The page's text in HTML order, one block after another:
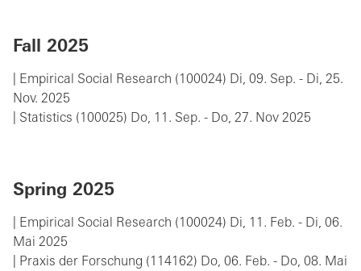
Fall 2025
| Empirical Social Research (100024) Di, 09. Sep. - Di, 25.
Nov. 2025
| Statistics (100025) Do, 11. Sep. - Do, 27. Nov 2025
Spring 2025
| Empirical Social Research (100024) Di, 11. Feb. - Di, 06.
Mai 2025
| Praxis der Forschung (114162) Do, 06. Feb. - Do, 08. Mai